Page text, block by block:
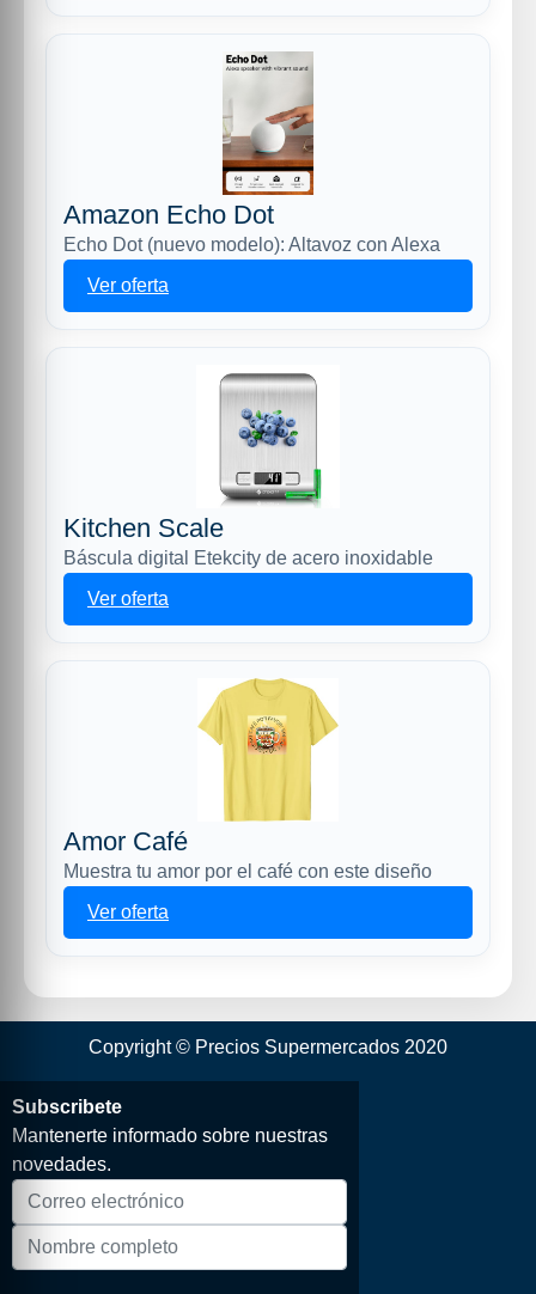
Amazon Echo Dot
Echo Dot (nuevo modelo): Altavoz con Alexa
Ver oferta
Kitchen Scale
Báscula digital Etekcity de acero inoxidable
Ver oferta
Amor Café
Muestra tu amor por el café con este diseño
Ver oferta
Copyright © Precios Supermercados 2020
Subscribete
Mantenerte informado sobre nuestras
novedades.